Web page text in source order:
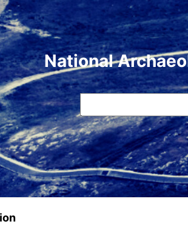
National